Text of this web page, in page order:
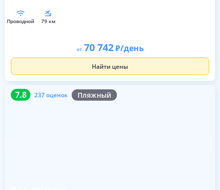
проводной 79 км
от 70 742 /день
Найти цены
7.8 237 оценок Пляжный
7.8 237 оценок